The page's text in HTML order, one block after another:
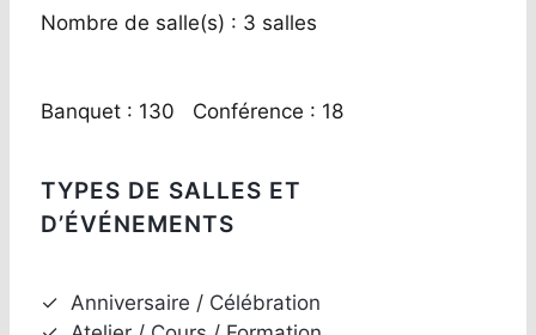
Nombre de salle(s) : 3 salles
Banquet : 130 Conférence : 18
TYPES DE SALLES ET
D’ÉVÉNEMENTS
✓ Anniversaire / Célébration